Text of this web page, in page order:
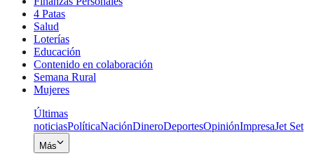
4 Patas
Salud
Loterías
Educación
Contenido en colaboración
Semana Rural
Mujeres
Últimas
noticiasPolíticaNaciónDineroDeportesOpiniónImpresaJet Set
Más